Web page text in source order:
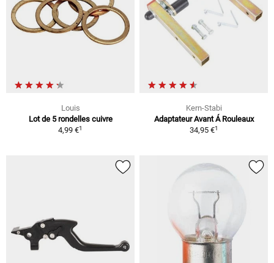
Louis
Lot de 5 rondelles cuivre
4,99 €1
Kern-Stabi
Adaptateur Avant Á Rouleaux
34,95 €1